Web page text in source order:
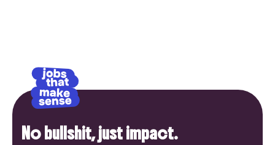
No bullshit, just impact.